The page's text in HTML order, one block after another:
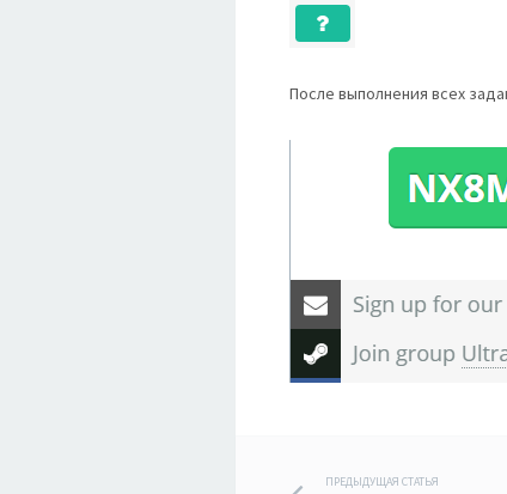
После выполнения всех
ПРЕДЫДУЩАЯ СТАТЬЯ